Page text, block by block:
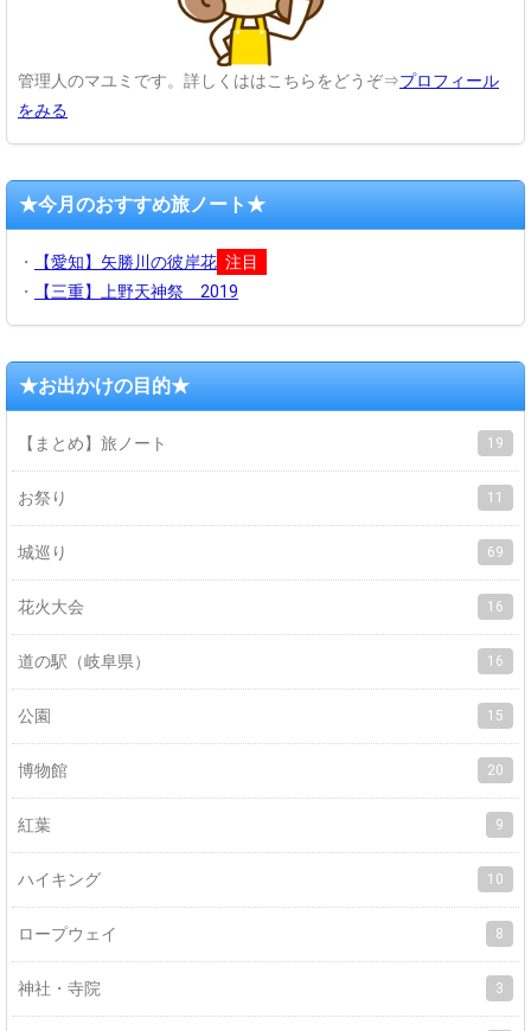
管理人のマユミです。詳しくははこちらをどうぞ⇒プロフィール
をみる
★今月のおすすめ旅ノート★
・ 【愛知】矢勝川の彼岸花 注目
・
【三重】上野天神祭 2019
★お出かけの目的★
【まとめ】旅ノート 19
お祭り 11
城巡り 69
花火大会 16
道の駅（岐阜県） 16
公園 15
博物館 20
紅葉 9
ハイキング 10
ロープウェイ 8
神社・寺院 3